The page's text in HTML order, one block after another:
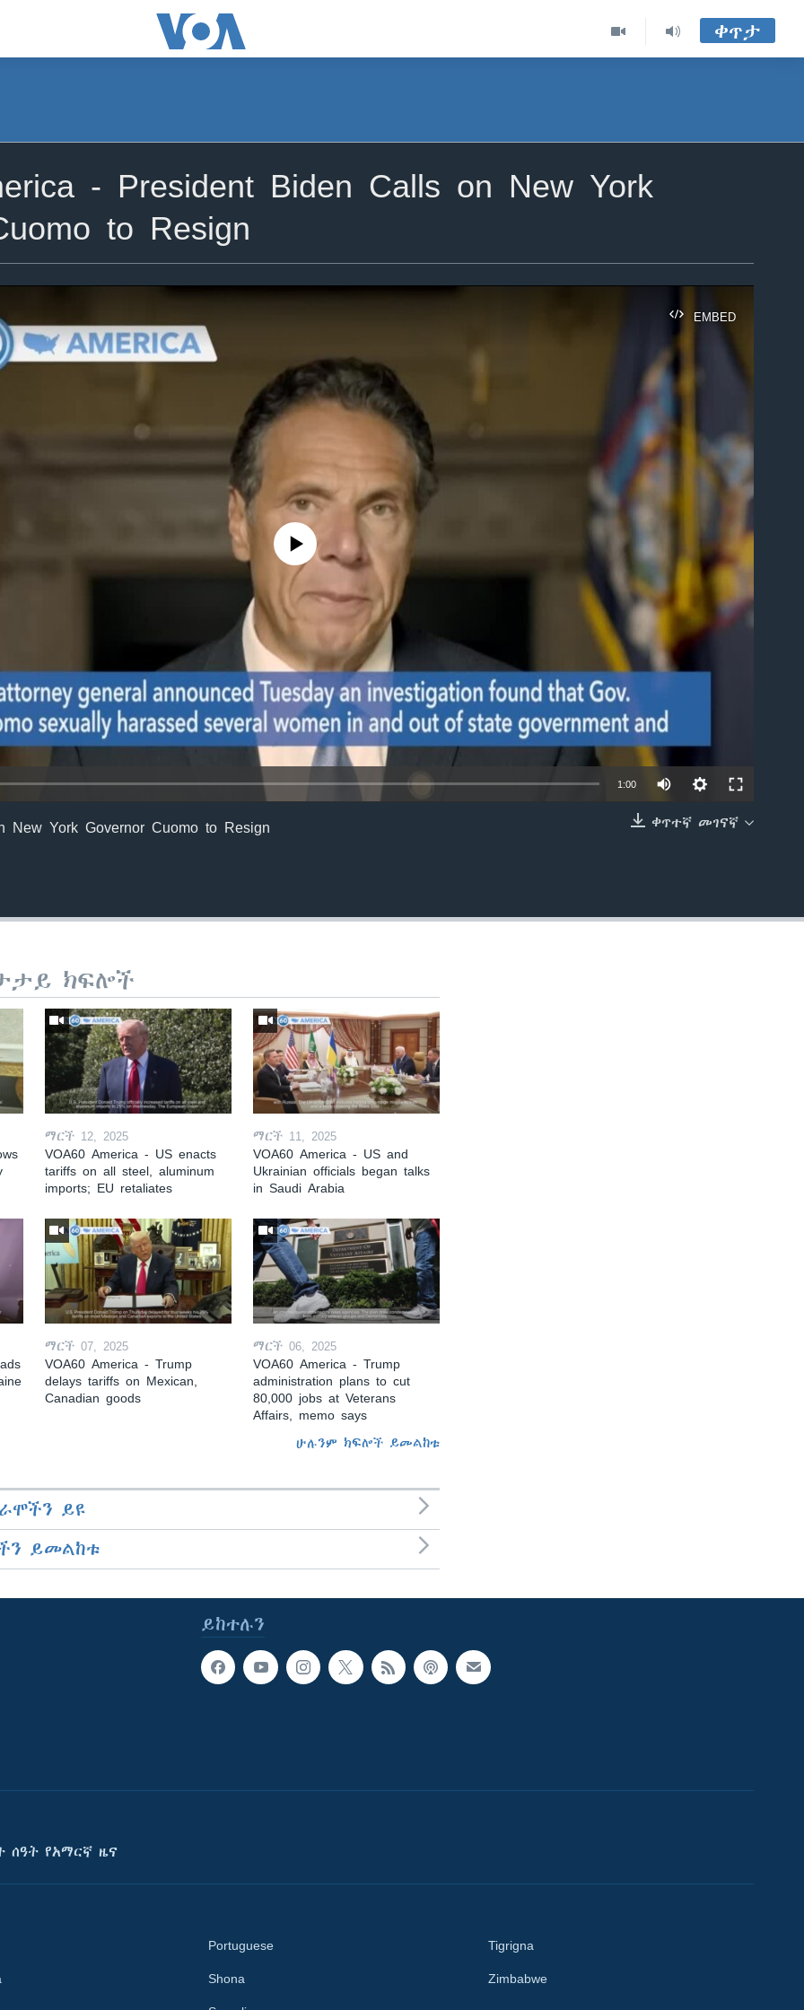
ቀጥታ
- President Biden Calls on New York
to Resign
EMBED
EMBED
No media source currently available
1:00
ቀጥተኛ መገናኛ
New York Governor Cuomo to Resign
ክፍሎች
ማርች 12, 2025
VOA60 America - US enacts
tariffs on all steel, aluminum
imports; EU retaliates
ማርች 11, 2025
VOA60 America - US and
Ukrainian officials began talks
in Saudi Arabia
ማርች 07, 2025
VOA60 America - Trump
delays tariffs on Mexican,
Canadian goods
ማርች 06, 2025
VOA60 America - Trump
administration plans to cut
80,000 jobs at Veterans
Affairs, memo says
ሁሉንም ክፍሎች ይመልከቱ
ይዩ
ይመልከቱ
ይከተሉን
ሰዓት የአማርኛ ዜና
Portuguese
Shona
Tigrigna
Zimbabwe